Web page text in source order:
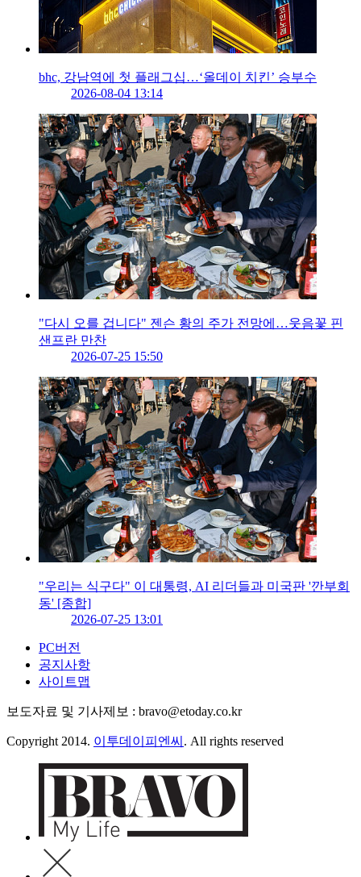
bhc, 강남역에 첫 플래그십…‘올데이 치킨’ 승부수
2026-08-04 13:14
"다시 오를 겁니다" 젠슨 황의 주가 전망에…웃음꽃 핀
샌프란 만찬
2026-07-25 15:50
"우리는 식구다" 이 대통령, AI 리더들과 미국판 '깐부회
동' [종합]
2026-07-25 13:01
PC버전
공지사항
사이트맵
보도자료 및 기사제보 : bravo@etoday.co.kr
Copyright 2014. 이투데이피엔씨 . All rights reserved